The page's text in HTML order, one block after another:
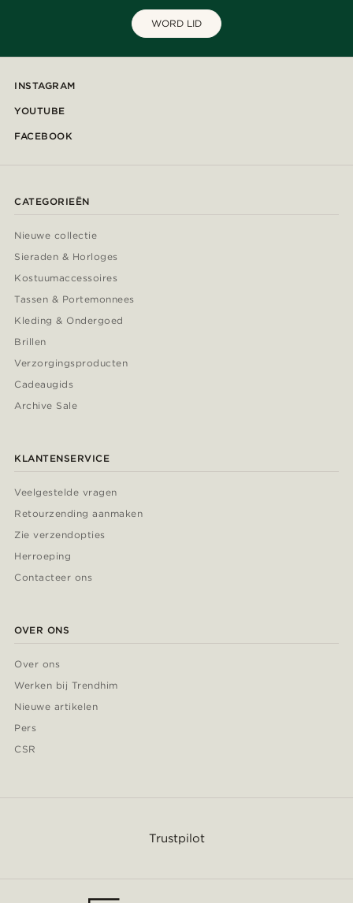
WORD LID
INSTAGRAM
YOUTUBE
FACEBOOK
CATEGORIEËN
Nieuwe collectie
Sieraden & Horloges
Kostuumaccessoires
Tassen & Portemonnees
Kleding & Ondergoed
Brillen
Verzorgingsproducten
Cadeaugids
Archive Sale
KLANTENSERVICE
Veelgestelde vragen
Retourzending aanmaken
Zie verzendopties
Herroeping
Contacteer ons
OVER ONS
Over ons
Werken bij Trendhim
Nieuwe artikelen
Pers
CSR
Trustpilot